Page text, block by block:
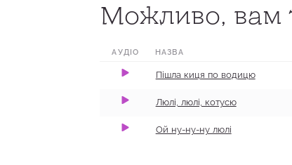
Можливо, вам
АУДІО НАЗВА
​Пішла киця по водицю
Люлі, люлі, котусю
Ой ну-ну-ну люлі